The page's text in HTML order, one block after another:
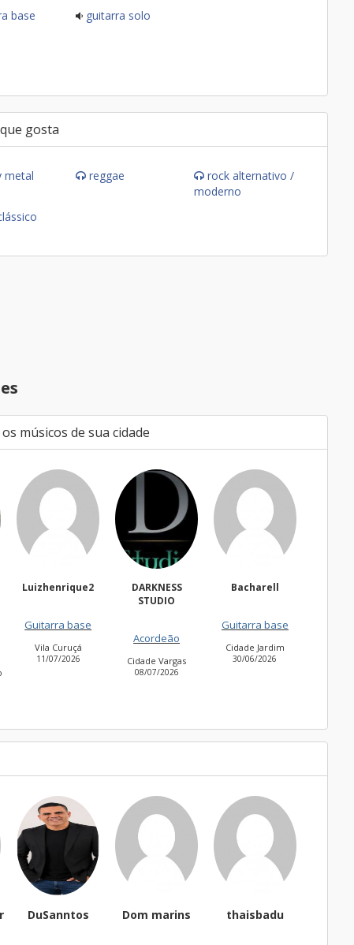
base guitarra solo
gosta
metal reggae
rock alternativo /
moderno
músicos de sua cidade
Luizhenrique2
Guitarra base
Vila Curuçá
11/07/2026
DARKNESS
STUDIO
Acordeão
Cidade Vargas
08/07/2026
Bacharell
Guitarra base
Cidade Jardim
30/06/2026
DuSanntos Dom marins thaisbadu